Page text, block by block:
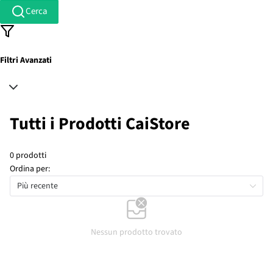
Cerca
Filtri Avanzati
Tutti i Prodotti CaiStore
0 prodotti
Ordina per:
Più recente
Nessun prodotto trovato